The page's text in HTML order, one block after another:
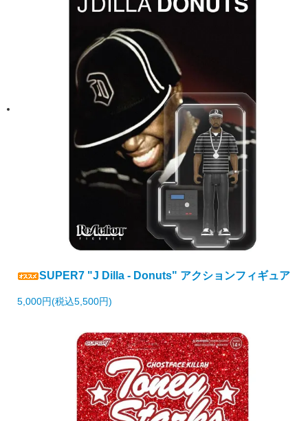
SUPER7 "J Dilla - Donuts" アクションフィギュア
5,000円(税込5,500円)